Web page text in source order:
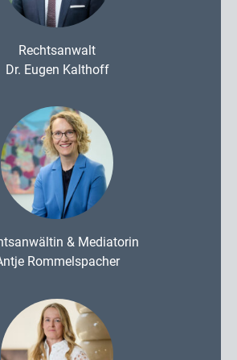
Rechtsanwalt
Dr. Eugen Kalthoff
& Mediatorin
Rommelspacher